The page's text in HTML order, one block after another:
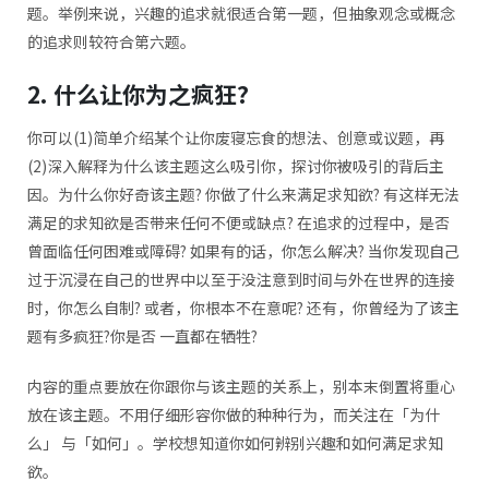
题。举例来说，兴趣的追求就很适合第一题，但抽象观念或概念
的追求则较符合第六题。
2. 什么让你为之疯狂?
你可以(1)简单介绍某个让你废寝忘食的想法、创意或议题，再
(2)深入解释为什么该主题这么吸引你，探讨你被吸引的背后主
因。为什么你好奇该主题? 你做了什么来满足求知欲? 有这样无法
满足的求知欲是否带来任何不便或缺点? 在追求的过程中，是否
曾面临任何困难或障碍? 如果有的话，你怎么解决? 当你发现自己
过于沉浸在自己的世界中以至于没注意到时间与外在世界的连接
时，你怎么自制? 或者，你根本不在意呢? 还有，你曾经为了该主
题有多疯狂?你是否 一直都在牺牲?
内容的重点要放在你跟你与该主题的关系上，别本末倒置将重心
放在该主题。不用仔细形容你做的种种行为，而关注在「为什
么」 与「如何」。学校想知道你如何辨别兴趣和如何满足求知
欲。